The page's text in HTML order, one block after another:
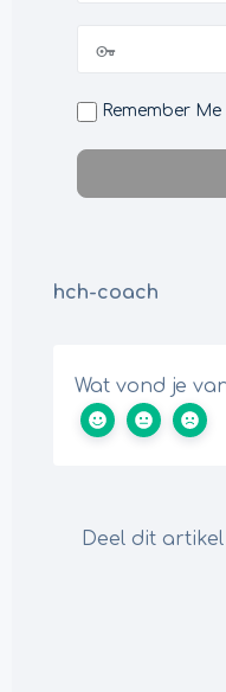
Remember Me
hch-coach
Wat vond je
Deel dit